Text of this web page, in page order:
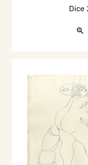
Dice